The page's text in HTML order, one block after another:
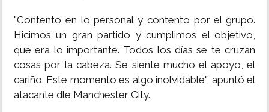
"Contento en lo personal y contento por el grupo.
Hicimos un gran partido y cumplimos el objetivo,
que era lo importante. Todos los días se te cruzan
cosas por la cabeza. Se siente mucho el apoyo, el
cariño. Este momento es algo inolvidable", apuntó el
atacante dle Manchester City.